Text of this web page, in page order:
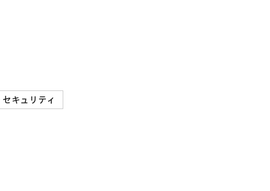
キュリティ